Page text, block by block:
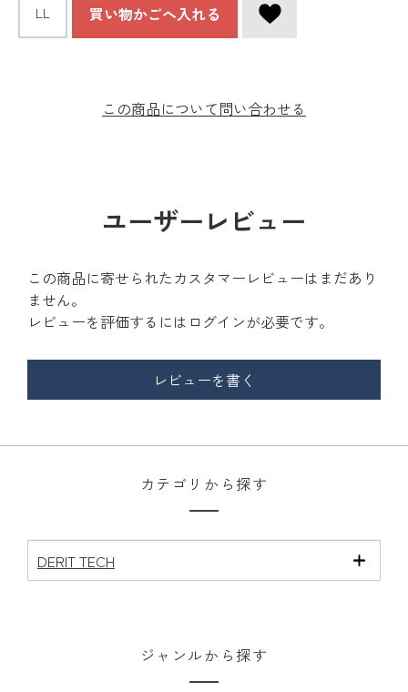
LL 買い物かごへ入れる
この商品について問い合わせる
ユーザーレビュー
この商品に寄せられたカスタマーレビューはまだあり
ません。
レビューを評価するには ログインが必要です。
レビューを書く
カテゴリから探す
DERIT TECH
ジャンルから探す